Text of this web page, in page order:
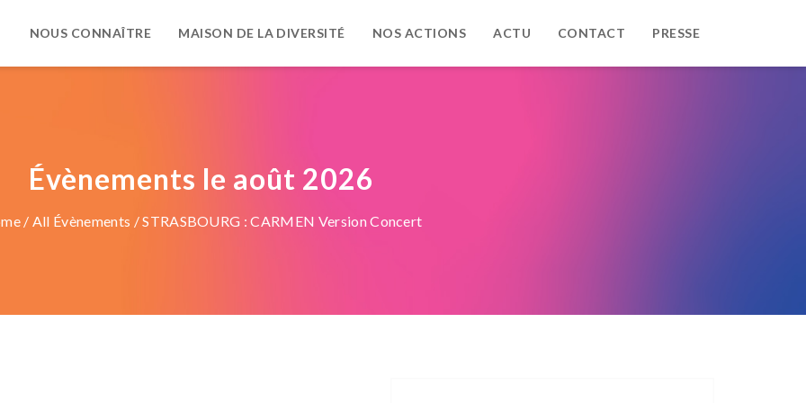
NOUS CONNAÎTRE MAISON DE LA DIVERSITÉ NOS ACTIONS ACTU CONTACT PRESSE
Évènements le août 2026
/ All Évènements / STRASBOURG : CARMEN Version Concert